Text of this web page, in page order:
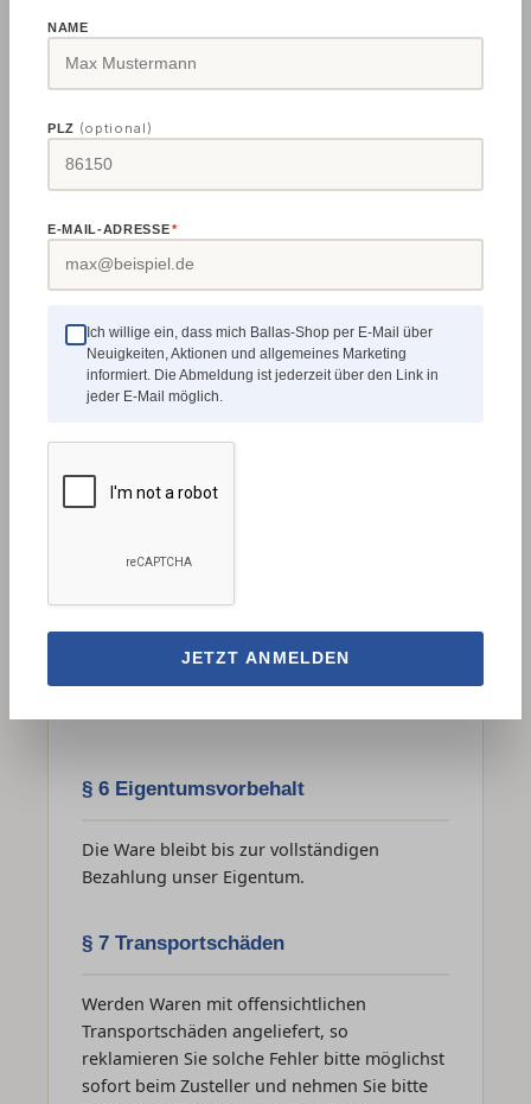
PayPal
Die
aktion wird
nach
automatisch
Erhalt der
Ware und
Rechnung per
Überweisung.
Bei Abholung
in unserem
Geschäft in
§ 6 Eigentumsvorbehalt
Die Ware bleibt bis zur vollständigen
Bezahlung unser Eigentum.
§ 7 Transportschäden
Werden Waren mit offensichtlichen
Transportschäden angeliefert, so
reklamieren Sie solche Fehler bitte möglichst
sofort beim Zusteller und nehmen Sie bitte
NAME
PLZ (optional)
E-MAIL-ADRESSE*
Ich willige ein, dass mich Ballas-Shop per E-Mail über
Neuigkeiten, Aktionen und allgemeines Marketing
informiert. Die Abmeldung ist jederzeit über den Link in
jeder E-Mail möglich.
JETZT ANMELDEN